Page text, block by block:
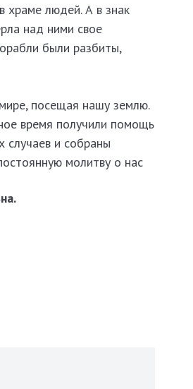
храме людей. А в знак
над ними свое
были разбиты,
посещая нашу землю.
время получили помощь
случаев и собраны
молитву о нас